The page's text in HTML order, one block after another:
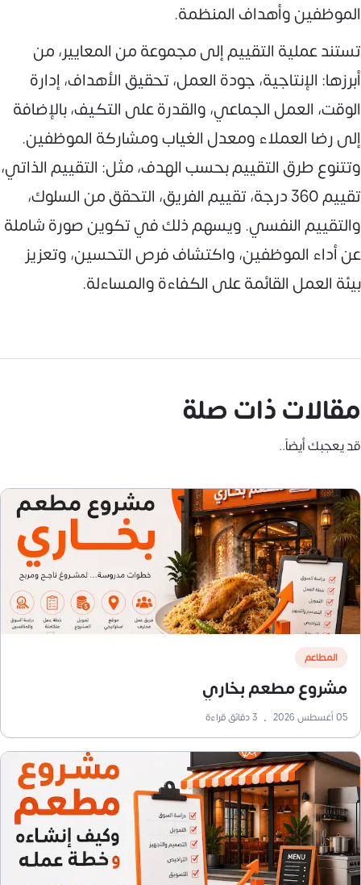
الموظفين وأهداف المنظمة.
تستند عملية التقييم إلى مجموعة من المعايير، من
أبرزها: الإنتاجية، جودة العمل، تحقيق الأهداف، إدارة
الوقت، العمل الجماعي، والقدرة على التكيف، بالإضافة
إلى رضا العملاء ومعدل الغياب ومشاركة الموظفين.
وتتنوع طرق التقييم بحسب الهدف، مثل: التقييم الذاتي،
تقييم 360 درجة، تقييم الفريق، التحقق من السلوك،
والتقييم النفسي. ويسهم ذلك في تكوين صورة شاملة
عن أداء الموظفين، واكتشاف فرص التحسين، وتعزيز
بيئة العمل القائمة على الكفاءة والمساءلة.
مقالات ذات صلة
قد يعجبك أيضاً..
المطاعم
مشروع مطعم بخاري
05 أغسطس 2026 •
3دقائق قراءة